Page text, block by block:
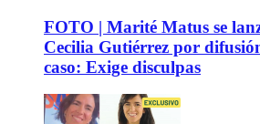
FOTO | Marité Matus se
Cecilia Gutiérrez por
caso: Exige disculpas